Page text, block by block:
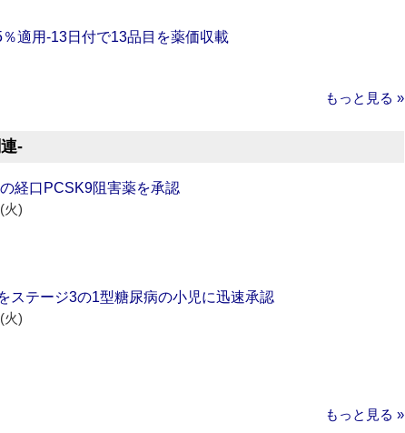
適用‐13日付で13品目を薬価収載
もっと見る »
‐
経口PCSK9阻害薬を承認
火)
ステージ3の1型糖尿病の小児に迅速承認
火)
もっと見る »